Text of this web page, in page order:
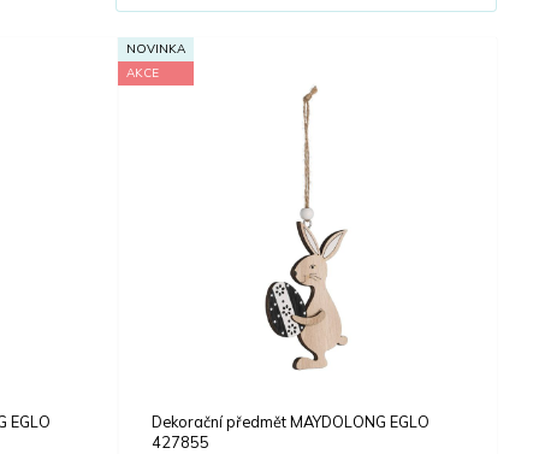
EGLO
NOVINKA
AKCE
Dekorační předmět MAYDOLONG EGLO
427855